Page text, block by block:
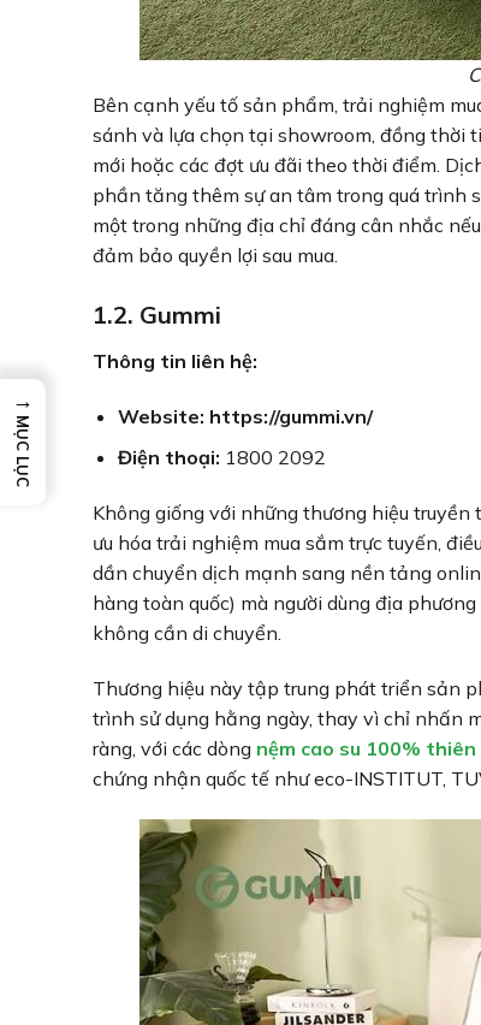
Bên cạnh yếu tố sản phẩm, trải nghiệm
sánh và lựa chọn tại showroom, đồng thời
mới hoặc các đợt ưu đãi theo thời điểm.
phần tăng thêm sự an tâm trong quá trình
một trong những địa chỉ đáng cân nhắc
đảm bảo quyền lợi sau mua.
1.2. Gummi
Thông tin liên hệ:
Website: https://gummi.vn/
Điện thoại: 1800 2092
Không giống với những thương hiệu
ưu hóa trải nghiệm mua sắm trực tuyến,
dần chuyển dịch mạnh sang nền tảng
hàng toàn quốc) mà người dùng địa
không cần di chuyển.
Thương hiệu này tập trung phát triển sản
trình sử dụng hằng ngày, thay vì chỉ nhấn
ràng, với các dòng nệm cao su 100% thiên
chứng nhận quốc tế như eco-INSTITUT,
→
MỤC LỤC